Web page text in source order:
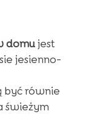
domujest
jesienno-
być równie
świeżym